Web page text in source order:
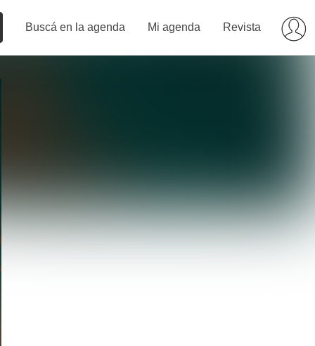
Buscá en la agenda Mi agenda Revista